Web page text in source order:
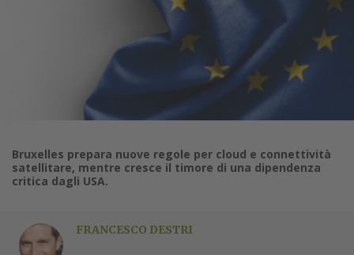
Bruxelles prepara nuove regole per cloud e connettività
satellitare, mentre cresce il timore di una dipendenza
critica dagli USA.
FRANCESCO DESTRI